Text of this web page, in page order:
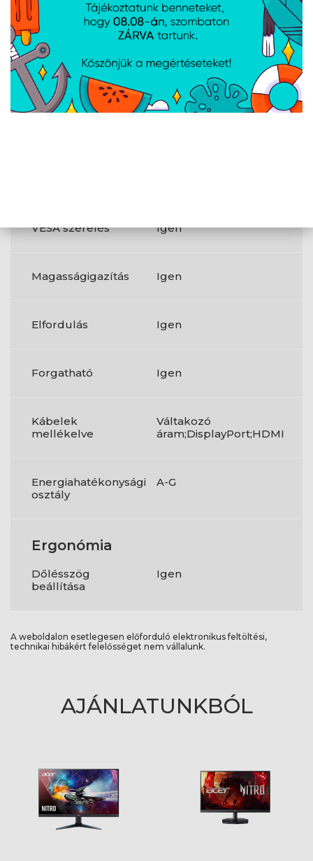
HDMI Igen
HDMI-verzió
VESA szerelés Igen
Magasságigazítás Igen
Elfordulás Igen
Forgatható Igen
Kábelek
mellékelve
Váltakozó
áram;DisplayPort;HDMI
Energiahatékonysági
osztály
A-G
Ergonómia
Dőlésszög
beállítása
Igen
A weboldalon esetlegesen előforduló elektronikus feltöltési,
technikai hibákért felelősséget nem vállalunk.
AJÁNLATUNKBÓL